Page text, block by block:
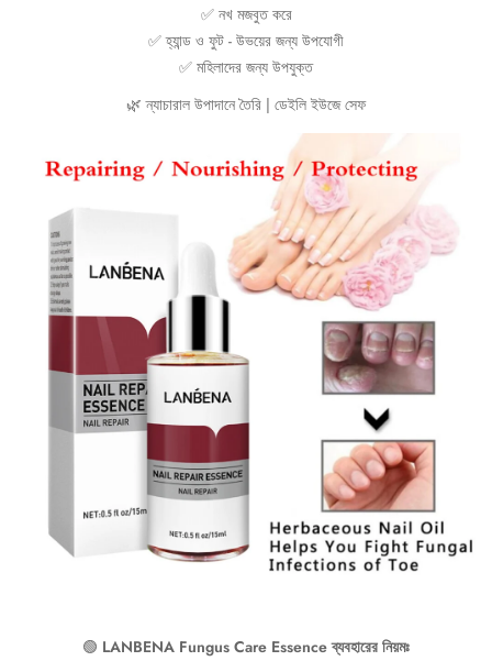
✅ নখ মজবুত করে
✅ হ্যান্ড ও ফুট - উভয়ের জন্য উপযোগী
✅ মহিলাদের জন্য উপযুক্ত
🌿 ন্যাচারাল উপাদানে তৈরি | ডেইলি ইউজে সেফ
🟢 LANBENA Fungus Care Essence ব্যবহারের নিয়মঃ